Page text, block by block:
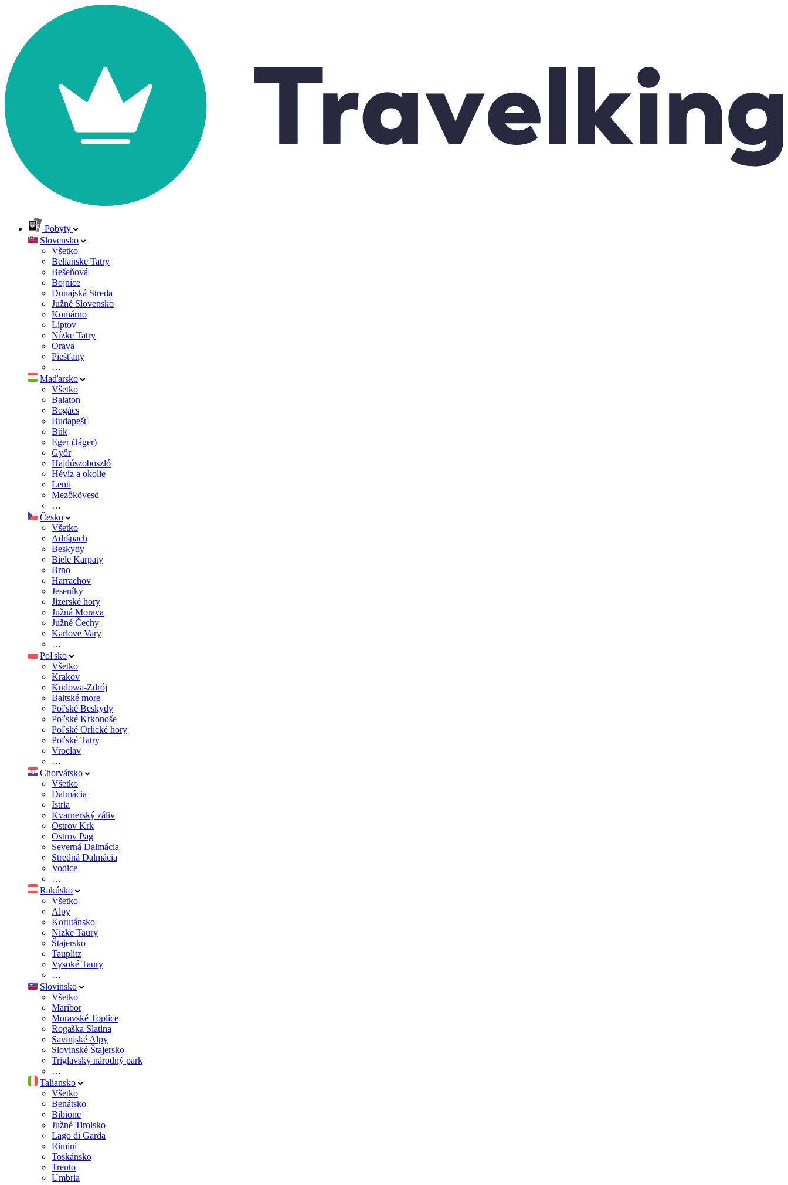
Pobyty
Slovensko
Všetko
Belianske Tatry
Bešeňová
Bojnice
Dunajská Streda
Južné Slovensko
Komárno
Liptov
Nízke Tatry
Orava
Piešťany
…
Maďarsko
Všetko
Balaton
Bogács
Budapešť
Bük
Eger (Jáger)
Győr
Hajdúszoboszló
Hévíz a okolie
Lenti
Mezőkövesd
…
Česko
Všetko
Adršpach
Beskydy
Biele Karpaty
Brno
Harrachov
Jeseníky
Jizerské hory
Južná Morava
Južné Čechy
Karlove Vary
…
Poľsko
Všetko
Krakov
Kudowa-Zdrój
Baltské more
Poľské Beskydy
Poľské Krkonoše
Poľské Orlické hory
Poľské Tatry
Vroclav
…
Chorvátsko
Všetko
Dalmácia
Istria
Kvarnerský záliv
Ostrov Krk
Ostrov Pag
Severná Dalmácia
Stredná Dalmácia
Vodice
…
Rakúsko
Všetko
Alpy
Korutánsko
Nízke Taury
Štajersko
Tauplitz
Vysoké Taury
…
Slovinsko
Všetko
Maribor
Moravské Toplice
Rogaška Slatina
Savinjské Alpy
Slovinské Štajersko
Triglavský národný park
…
Taliansko
Všetko
Benátsko
Bibione
Južné Tirolsko
Lago di Garda
Rimini
Toskánsko
Trento
Umbria